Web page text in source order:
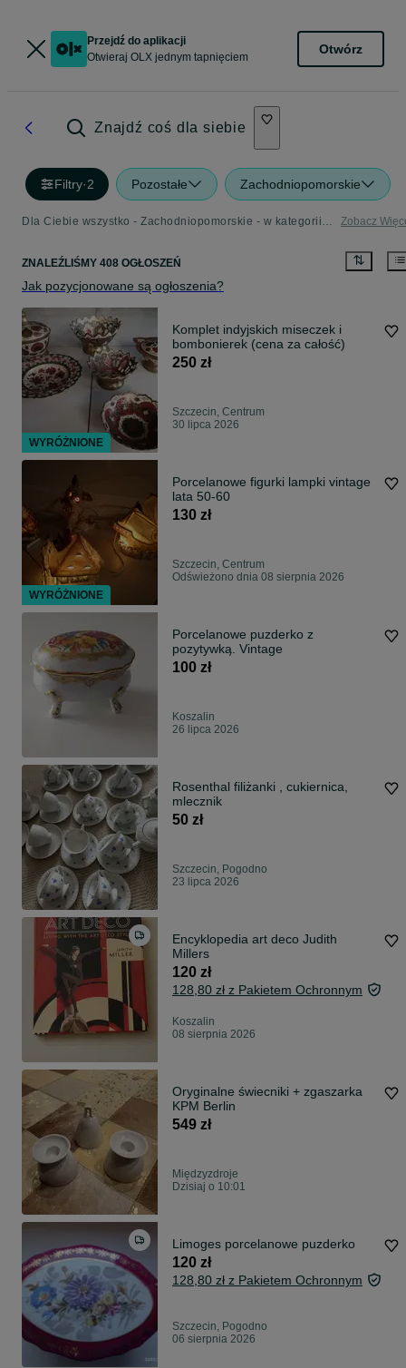
Przejdź do aplikacji
Otwieraj OLX jednym tapnięciem
Otwórz
Znajdź coś dla siebie
Filtry·2 Pozostałe Zachodniopomorskie
Dla Ciebie wszystko - Zachodniopomorskie - w kategorii Pozostałe Zobacz
ZNALEŹLIŚMY 408 OGŁOSZEŃ
Jak pozycjonowane są ogłoszenia?
Komplet indyjskich miseczek i
bombonierek (cena za całość)
250 zł
Szczecin, Centrum
30 lipca 2026
Porcelanowe figurki lampki vintage
lata 50-60
130 zł
Szczecin, Centrum
Odświeżono dnia 08 sierpnia 2026
Porcelanowe puzderko z
pozytywką. Vintage
100 zł
Koszalin
26 lipca 2026
Rosenthal filiżanki , cukiernica,
mlecznik
50 zł
Szczecin, Pogodno
23 lipca 2026
Encyklopedia art deco Judith
Millers
120 zł
128,80 zł z Pakietem Ochronnym
Koszalin
08 sierpnia 2026
Oryginalne świecniki + zgaszarka
KPM Berlin
549 zł
Międzyzdroje
Dzisiaj o 10:01
Limoges porcelanowe puzderko
120 zł
128,80 zł z Pakietem Ochronnym
Szczecin, Pogodno
06 sierpnia 2026
WYRÓŻNIONE
WYRÓŻNIONE